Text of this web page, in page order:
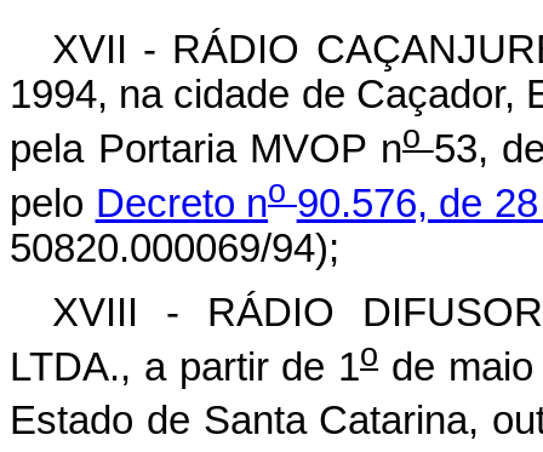
XVII - RÁDIO
1994, na cidade de Caçador,
pela Portaria MVOP no 53,
pelo Decreto no 90.576, de
50820.000069/94);
XVIII - RÁDIO
LTDA., a partir de 1o de
Estado de Santa Catarina,